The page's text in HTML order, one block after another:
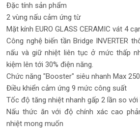
Đặc tính sản phẩm
2 vùng nấu cảm ứng từ
Mặt kính EURO GLASS CERAMIC vát 4
Công nghệ biến tần Bridge INVERTER
nấu và giữ nhiệt liên tục ở mức thấp
kiệm lên tới 30% điện năng.
Chức năng "Booster" siêu nhanh Max
Điều khiển cảm ứng 9 mức công suất
Tốc độ tăng nhiệt nhanh gấp 2 lần so với
Nấu thức ăn với độ chính xác cao
nhiệt mong muốn